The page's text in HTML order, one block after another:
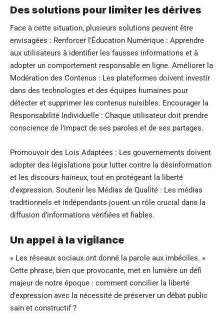
Des solutions pour limiter les dérives
Face à cette situation, plusieurs solutions peuvent être
envisagées : Renforcer l’Éducation Numérique : Apprendre
aux utilisateurs à identifier les fausses informations et à
adopter un comportement responsable en ligne. Améliorer la
Modération des Contenus : Les plateformes doivent investir
dans des technologies et des équipes humaines pour
détecter et supprimer les contenus nuisibles. Encourager la
Responsabilité Individuelle : Chaque utilisateur doit prendre
conscience de l’impact de ses paroles et de ses partages.
Promouvoir des Lois Adaptées : Les gouvernements doivent
adopter des législations pour lutter contre la désinformation
et les discours haineux, tout en protégeant la liberté
d’expression. Soutenir les Médias de Qualité : Les médias
traditionnels et indépendants jouent un rôle crucial dans la
diffusion d’informations vérifiées et fiables.
Un appel à la vigilance
« Les réseaux sociaux ont donné la parole aux imbéciles. »
Cette phrase, bien que provocante, met en lumière un défi
majeur de notre époque : comment concilier la liberté
d’expression avec la nécessité de préserver un débat public
sain et constructif ?